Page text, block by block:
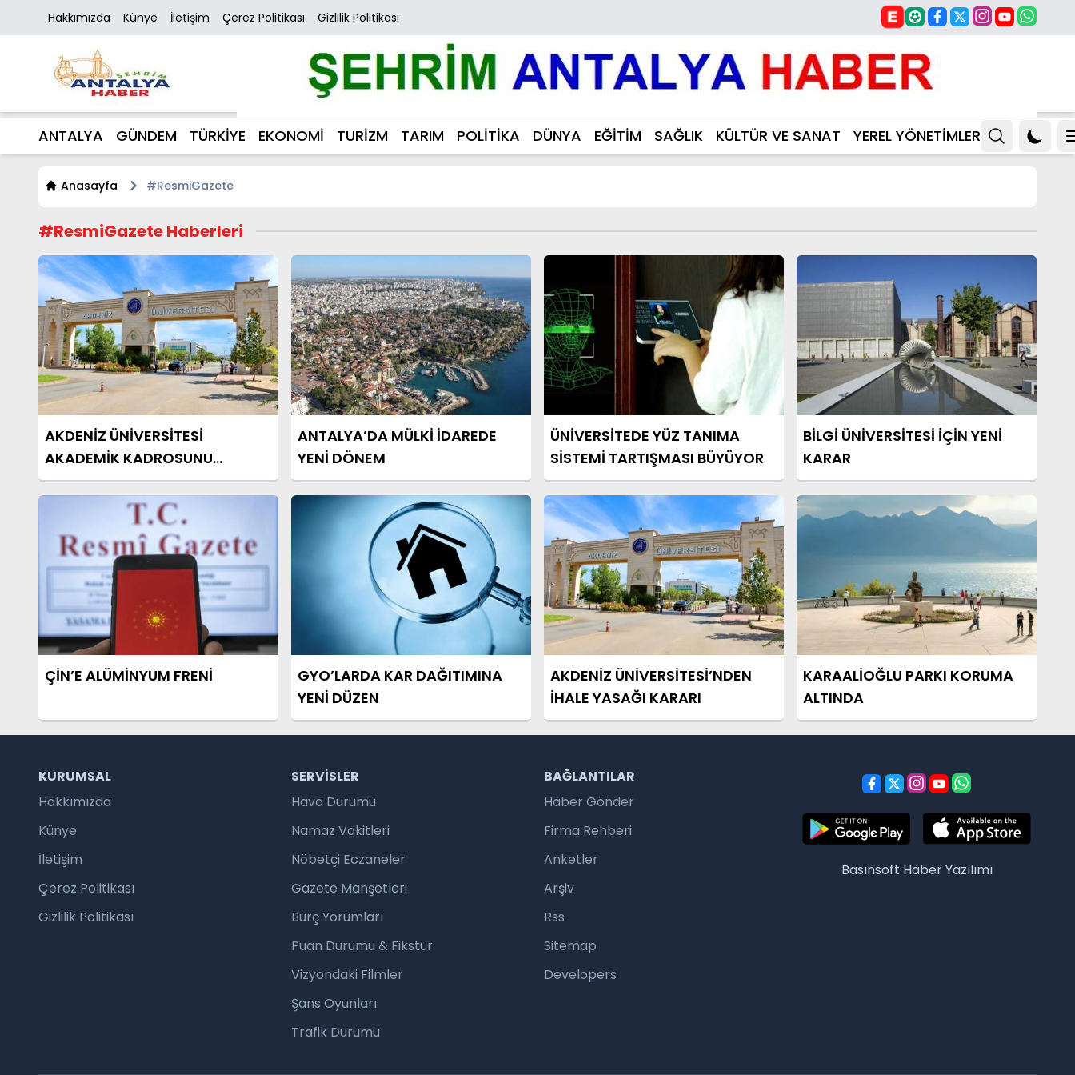
Hakkımızda Künye İletişim Çerez Politikası Gizlilik Politikası
ANTALYA GÜNDEM TÜRKİYE EKONOMİ TURİZM TARIM POLİTİKA DÜNYA EĞİTİM SAĞLIK KÜLTÜR VE SANAT YEREL YÖNETİMLER
Anasayfa #ResmiGazete
#ResmiGazete Haberleri
AKDENİZ ÜNİVERSİTESİ
AKADEMİK KADROSUNU
GÜÇLENDİRİYOR
ANTALYA’DA MÜLKİ İDAREDE
YENİ DÖNEM
ÜNİVERSİTEDE YÜZ TANIMA
SİSTEMİ TARTIŞMASI BÜYÜYOR
BİLGİ ÜNİVERSİTESİ İÇİN YENİ
KARAR
ÇİN’E ALÜMİNYUM FRENİ
GYO’LARDA KAR DAĞITIMINA
YENİ DÜZEN
AKDENİZ ÜNİVERSİTESİ’NDEN
İHALE YASAĞI KARARI
KARAALİOĞLU PARKI KORUMA
ALTINDA
KURUMSAL
Hakkımızda
Künye
İletişim
Çerez Politikası
Gizlilik Politikası
SERVISLER
Hava Durumu
Namaz Vakitleri
Nöbetçi Eczaneler
Gazete Manşetleri
Burç Yorumları
Puan Durumu & Fikstür
Vizyondaki Filmler
Şans Oyunları
Trafik Durumu
BAĞLANTILAR
Haber Gönder
Firma Rehberi
Anketler
Arşiv
Rss
Sitemap
Developers
Basınsoft Haber Yazılımı